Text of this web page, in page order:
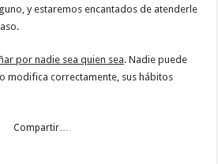
y estaremos encantados de atenderle
por nadie sea quien sea. Nadie puede
modifica correctamente, sus hábitos
Compartir…